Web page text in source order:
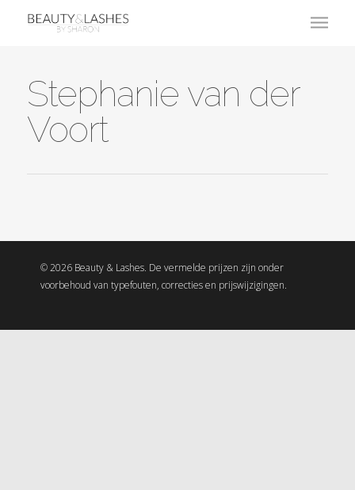
Stephanie van der
Voort
© 2026 Beauty & Lashes. De vermelde prijzen zijn onder
voorbehoud van typefouten, correcties en prijswijzigingen.